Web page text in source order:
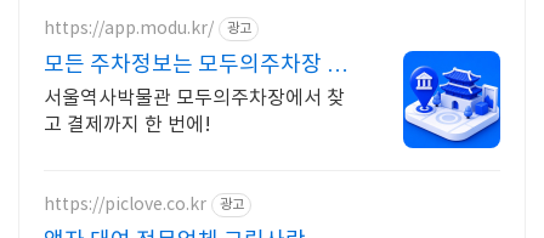
https://app.modu.kr/ 광고
모든 주차정보는 모두의주차장 주
차장 검색은 모두의주차장
서울역사박물관 모두의주차장에서 찾
고 결제까지 한 번에!
https://piclove.co.kr 광고